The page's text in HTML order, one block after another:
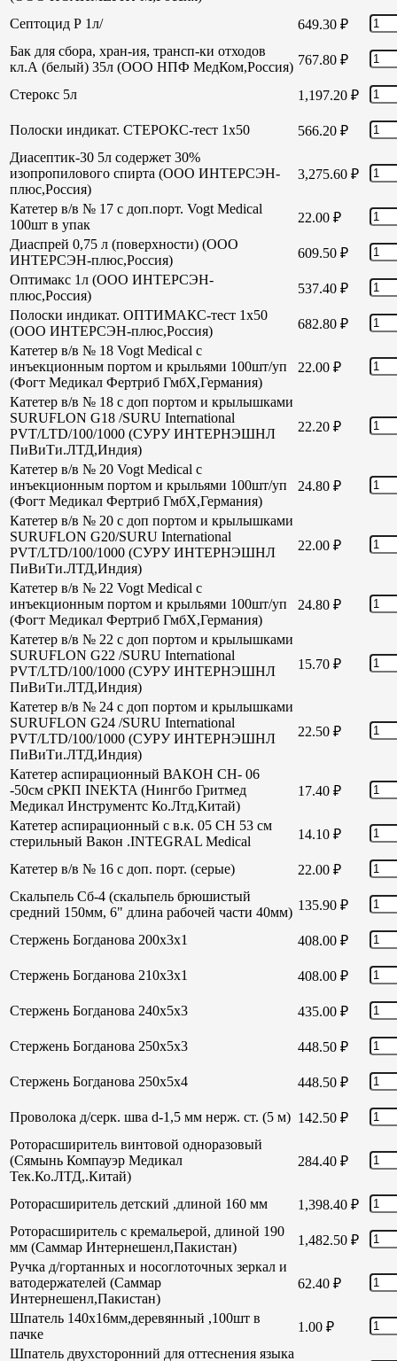
Септоцид Р 1л/
649.30 ₽
Бак для сбора, хран-ия, трансп-ки отходов
кл.А (белый) 35л (ООО НПФ МедКом,Россия) 767.80 ₽
Стерокс 5л 1,197.20 ₽
Полоски индикат. СТЕРОКС-тест 1х50 566.20 ₽
Диасептик-30 5л содержет 30%
изопропилового спирта (ООО ИНТЕРСЭН-
плюс,Россия)
3,275.60 ₽
Катетер в/в № 17 с доп.порт. Vogt Medical
100шт в упак
22.00 ₽
Диаспрей 0,75 л (поверхности) (ООО
ИНТЕРСЭН-плюс,Россия)
609.50 ₽
Оптимакс 1л (ООО ИНТЕРСЭН-
плюс,Россия)
537.40 ₽
Полоски индикат. ОПТИМАКС-тест 1х50
(ООО ИНТЕРСЭН-плюс,Россия)
682.80 ₽
Катетер в/в № 18 Vogt Medical с
инъекционным портом и крыльями 100шт/уп
(Фогт Медикал Фертриб ГмбХ,Германия)
22.00 ₽
Катетер в/в № 18 с доп портом и крылышками
SURUFLON G18 /SURU International
PVT/LTD/100/1000 (СУРУ ИНТЕРНЭШНЛ
ПиВиТи.ЛТД,Индия)
22.20 ₽
Катетер в/в № 20 Vogt Medical с
инъекционным портом и крыльями 100шт/уп
(Фогт Медикал Фертриб ГмбХ,Германия)
24.80 ₽
Катетер в/в № 20 с доп портом и крылышками
SURUFLON G20/SURU International
PVT/LTD/100/1000 (СУРУ ИНТЕРНЭШНЛ
ПиВиТи.ЛТД,Индия)
22.00 ₽
Катетер в/в № 22 Vogt Medical с
инъекционным портом и крыльями 100шт/уп
(Фогт Медикал Фертриб ГмбХ,Германия)
24.80 ₽
Катетер в/в № 22 с доп портом и крылышками
SURUFLON G22 /SURU International
PVT/LTD/100/1000 (СУРУ ИНТЕРНЭШНЛ
ПиВиТи.ЛТД,Индия)
15.70 ₽
Катетер в/в № 24 с доп портом и крылышками
SURUFLON G24 /SURU International
PVT/LTD/100/1000 (СУРУ ИНТЕРНЭШНЛ
ПиВиТи.ЛТД,Индия)
22.50 ₽
Катетер аспирационный ВАКОН СН- 06
-50см сРКП INEKTA (Нингбо Гритмед
Медикал Инструментс Ко.Лтд,Китай)
17.40 ₽
Катетер аспирационный с в.к. 05 СН 53 см
стерильный Вакон .INTEGRAL Medical
14.10 ₽
Катетер в/в № 16 с доп. порт. (серые) 22.00 ₽
Скальпель Сб-4 (скальпель брюшистый
средний 150мм, 6" длина рабочей части 40мм) 135.90 ₽
Стержень Богданова 200х3х1 408.00 ₽
Стержень Богданова 210х3х1 408.00 ₽
Стержень Богданова 240х5х3 435.00 ₽
Стержень Богданова 250х5х3 448.50 ₽
Стержень Богданова 250х5х4 448.50 ₽
Проволока д/серк. шва d-1,5 мм нерж. ст. (5 м) 142.50 ₽
Роторасширитель винтовой одноразовый
(Сямынь Компауэр Медикал
Тек.Ко.ЛТД,.Китай)
284.40 ₽
Роторасширитель детский ,длиной 160 мм 1,398.40 ₽
Роторасширитель с кремальерой, длиной 190
мм (Саммар Интернешенл,Пакистан)
1,482.50 ₽
Ручка д/гортанных и носоглоточных зеркал и
ватодержателей (Саммар
Интернешенл,Пакистан)
62.40 ₽
Шпатель 140х16мм,деревянный ,100шт в
пачке
1.00 ₽
Шпатель двухсторонний для оттеснения языка